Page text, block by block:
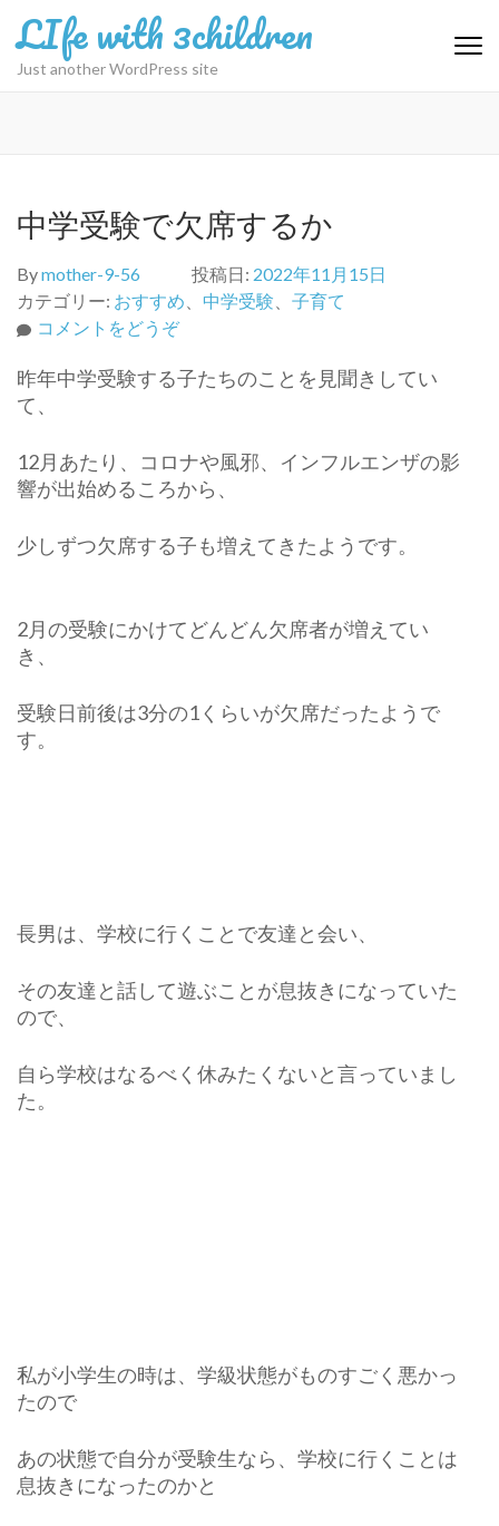
ン
ッ
(Enter
を
押
LIfe with 3children
Just another WordPress site
中学受験で欠席するか
Bymother-9-56 投稿日: 2022年11月15日
カテゴリー: おすすめ 中学受験
子育て
コメントをどうぞ(中
受
欠
席
る
昨年中学受験する子たちのことを見聞きしてい
て、
12月あたり、コロナや風邪、インフルエンザの影
響が出始めるころから、
少しずつ欠席する子も増えてきたようです。
2月の受験にかけてどんどん欠席者が増えてい
き、
受験日前後は3分の1くらいが欠席だったようで
す。
長男は、学校に行くことで友達と会い、
その友達と話して遊ぶことが息抜きになっていた
ので、
自ら学校はなるべく休みたくないと言っていまし
た。
私が小学生の時は、学級状態がものすごく悪かっ
たので
あの状態で自分が受験生なら、学校に行くことは
息抜きになったのかと